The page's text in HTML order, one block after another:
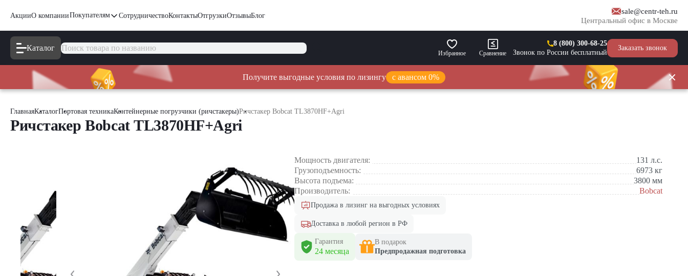
АкцииО компанииПокупателям СотрудничествоКонтактыОтгрузкиОтзывыБлог
sale@centr-teh.ru
Центральный офис в Москве
Каталог
Избранное Сравнение
8 (800) 300-68-25
Звонок по России бесплатный
Заказать звонок
Получите выгодные условия по лизингу с авансом 0%
ГлавнаяКаталогПортовая техникаКонтейнерные погрузчики (ричстакеры)Ричстакер Bobcat TL3870HF+Agri
Ричстакер Bobcat TL3870HF+Agri
Мощность двигателя: 131 л.с.
Грузоподъемность:
6973 кг
Высота подъема:
3800 мм
Производитель:
Bobcat
Продажа в лизинг на выгодных условиях
Доставка в любой регион в РФ
Гарантия
24 месяца
В подарок
Предпродажная подготовка